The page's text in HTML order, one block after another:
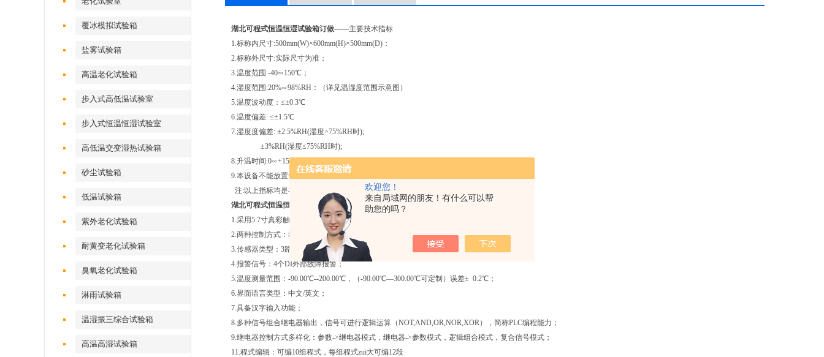
欢迎您！
来自局域网的朋友！有什么可以帮
助您的吗？
覆冰模拟试验箱
盐雾试验箱
高温老化试验箱
步入式高低温试验室
步入式恒温恒湿试验室
高低温交变湿热试验箱
砂尘试验箱
低温试验箱
紫外老化试验箱
耐黄变老化试验箱
臭氧老化试验箱
淋雨试验箱
温湿振三综合试验箱
高温高湿试验箱
湖北可程式恒温恒湿试验箱订做——主要技术指标
1.标称内尺寸:500mm(W)×600mm(H)×500mm(D)：
2.标称外尺寸:实际尺寸为准；
3.温度范围:-40∽150℃；
4.湿度范围:20%∽98%RH：（详见温湿度范围示意图）
5.温度波动度：≤±0.3℃
6.温度偏差: ≤±1.5℃
7.湿度度偏差: ±2.5%RH(湿度>75%RH时);
±3%RH(湿度≤75%RH时);
8.升温时间:0∽+150℃ 45分钟以内;
9.本设备不能放置含有易燃﹑易爆或会产生挥发﹑腐蚀性气体的物品进行试验或存储.
注:以上指标均是在室温为+25℃,无试样条件下测得的数值.
湖北可程式恒温恒湿试验箱订做
——控制器:
1.采用5.7寸真彩触摸薄屏；
2.两种控制方式：程式/定值；
3.传感器类型：3路 PT100输入（可选电子传感器输入）；
4.报警信号：4个DI外部故障报警；
5.温度测量范围：-90.00℃--200.00℃，（-90.00℃—300.00℃可定制）误差± 0.2℃；
6.界面语言类型：中文/英文；
7.具备汉字输入功能；
8.多种信号组合继电器输出，信号可进行逻辑运算（NOT,AND,OR,NOR,XOR），简称PLC编程能力；
9.继电器控制方式多样化：参数->继电器模式，继电器->参数模式，逻辑组合模式，复合信号模式；
11.程式编辑：可编10组程式，每组程式zui大可编12段